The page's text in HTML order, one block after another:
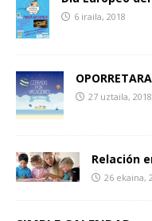
6 iraila, 2018
27 uztaila, 2018
Relación
26 ekaina,